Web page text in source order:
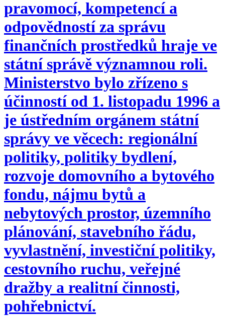
pravomocí, kompetencí a
odpovědností za správu
finančních prostředků hraje ve
státní správě významnou roli.
Ministerstvo bylo zřízeno s
účinností od 1. listopadu 1996 a
je ústředním orgánem státní
správy ve věcech: regionální
politiky, politiky bydlení,
rozvoje domovního a bytového
fondu, nájmu bytů a
nebytových prostor, územního
plánování, stavebního řádu,
vyvlastnění, investiční politiky,
cestovního ruchu, veřejné
dražby a realitní činnosti,
pohřebnictví.